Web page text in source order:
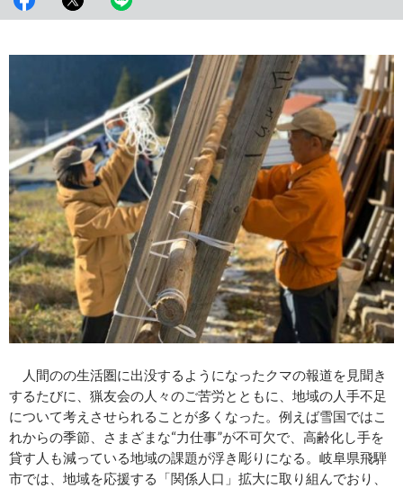
人間のの生活圏に出没するようになったクマの報道を見聞き
するたびに、猟友会の人々のご苦労とともに、地域の人手不足
について考えさせられることが多くなった。例えば雪国ではこ
れからの季節、さまざまな“力仕事”が不可欠で、高齢化し手を
貸す人も減っている地域の課題が浮き彫りになる。岐阜県飛騨
市では、地域を応援する「関係人口」拡大に取り組んでおり、